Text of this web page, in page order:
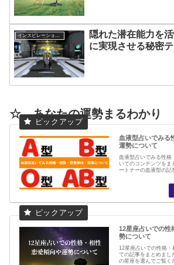
インスピレーション・感覚について
隠れた潜在能力を
に実現させる秘密
☆ あなたの運勢まるわか
血液型占いでみる
運勢について
血液型占いでみる性格
いてのコンテンツをま
ートナーの血液型の記
12星座占いでの性
勢について
12星座占いでの性格
ての記事をまとめまし
の星座を選んでご覧く